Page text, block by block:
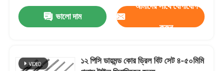
ভালো দাম
আমাদের সাথে যোগাযোগ
করুন
১২ পিসি ডায়মন্ড কোর ড্রিল বিট সেট ৪-৫০মিমি